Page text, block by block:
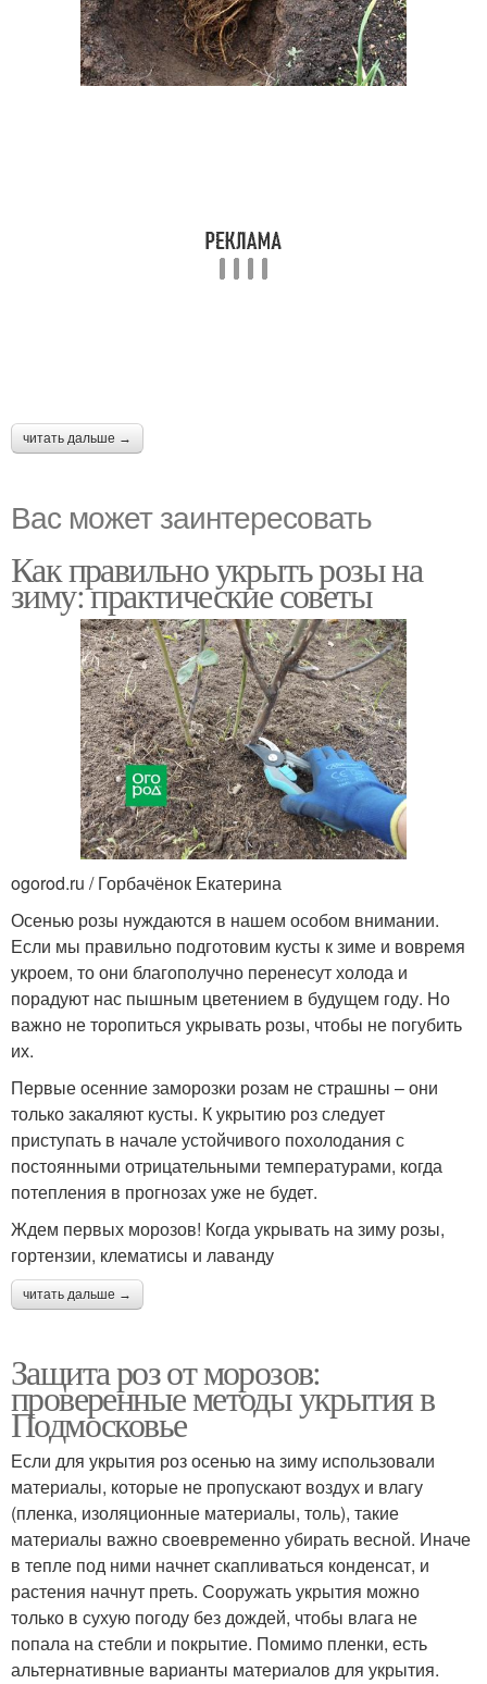
читать дальше →
Вас может заинтересовать
Как правильно укрыть розы на
зиму: практические советы
ogorod.ru / Горбачёнок Екатерина
Осенью розы нуждаются в нашем особом внимании.
Если мы правильно подготовим кусты к зиме и вовремя
укроем, то они благополучно перенесут холода и
порадуют нас пышным цветением в будущем году. Но
важно не торопиться укрывать розы, чтобы не погубить
их.
Первые осенние заморозки розам не страшны – они
только закаляют кусты. К укрытию роз следует
приступать в начале устойчивого похолодания с
постоянными отрицательными температурами, когда
потепления в прогнозах уже не будет.
Ждем первых морозов! Когда укрывать на зиму розы,
гортензии, клематисы и лаванду
читать дальше →
Защита роз от морозов:
проверенные методы укрытия в
Подмосковье
Если для укрытия роз осенью на зиму использовали
материалы, которые не пропускают воздух и влагу
(пленка, изоляционные материалы, толь), такие
материалы важно своевременно убирать весной. Иначе
в тепле под ними начнет скапливаться конденсат, и
растения начнут преть. Сооружать укрытия можно
только в сухую погоду без дождей, чтобы влага не
попала на стебли и покрытие. Помимо пленки, есть
альтернативные варианты материалов для укрытия.